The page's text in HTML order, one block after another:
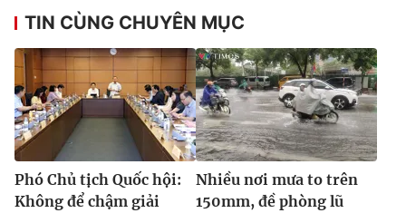
TIN CÙNG CHUYÊN MỤC
Phó Chủ tịch Quốc hội:
Không để chậm giải
Nhiều nơi mưa to trên
150mm, đề phòng lũ